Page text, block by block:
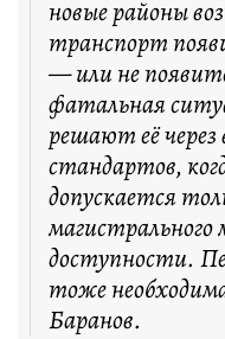
новые районы
транспорт
— или не
фатальная
решают её
стандартов,
допускается
доступности.
тоже
Баранов.